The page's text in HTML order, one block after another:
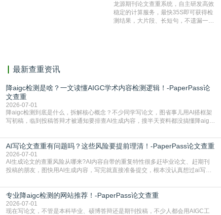
有相似的片段，该项技术检测速度快、
准确率高，市场反映良好。
龙源期刊论文查重系统，自主研发高效
稳定的计算服务，最快35S即可获得检
测结果，大片段、长短句，不遗漏一处
最新查重资讯
降aigc检测是啥？一文读懂AIGC学术内容检测逻辑！-PaperPass论
文查重
2026-07-01
降aigc检测到底是什么，拆解核心概念？不少同学写论文，图省事儿用AI搭框架
写初稿，临到投稿答辩才被通知要排查AI生成内容，搜半天资料都没搞懂降aigc
怕是已经入行的科研人员，不少人也搞不清降aigc检测是啥，对相关要求摸不
准。其实，降aigc检测是伴随AIGC工具在学术领域普及诞生的新需求，核心是为
了满足现在高校、期刊对AI生
AI写论文查重有问题吗？这些风险要提前理清！-PaperPass论文查重
2026-07-01
AI生成论文的查重风险从哪来?AI内容自带的重复特性很多赶毕业论文、赶期刊
投稿的朋友，图快用AI生成内容，写完就直接准备提交，根本没认真想过ai写论
自带不可忽视的查重风险。AI训练依赖海量公开的文本数据，生成内容本质是基
于训练数据的概率拼接，不是从零开始的原创创作。生成过程中，很容易复用已
有的高频公共表述，甚至直接拼接已经公开
专业降aigc检测的网站推荐！-PaperPass论文查重
2026-07-01
现在写论文，不管是本科毕业、硕博答辩还是期刊投稿，不少人都会用AIGC工